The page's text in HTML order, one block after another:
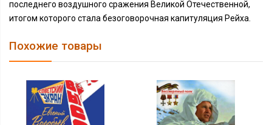
последнего воздушного сражения Великой Отечественной,
итогом которого стала безоговорочная капитуляция Рейха.
Похожие товары